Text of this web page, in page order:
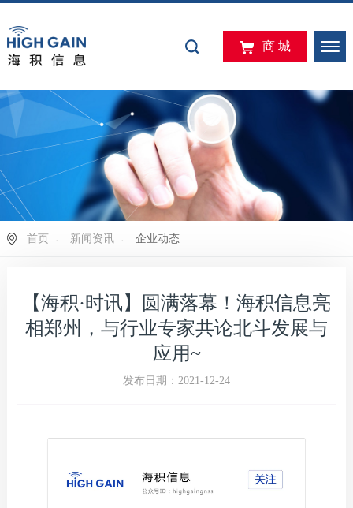
商 城
首页 新闻资讯 企业动态
【海积·时讯】圆满落幕！海积信息亮
相郑州，与行业专家共论北斗发展与
应用~
发布日期：2021-12-24